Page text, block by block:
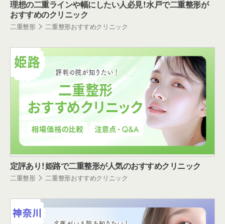
理想の二重ラインや幅にしたい人必見！水戸で二重整形が
おすすめのクリニック
二重整形 二重整形おすすめクリニック
定評あり！姫路で二重整形が人気のおすすめクリニック
二重整形 二重整形おすすめクリニック